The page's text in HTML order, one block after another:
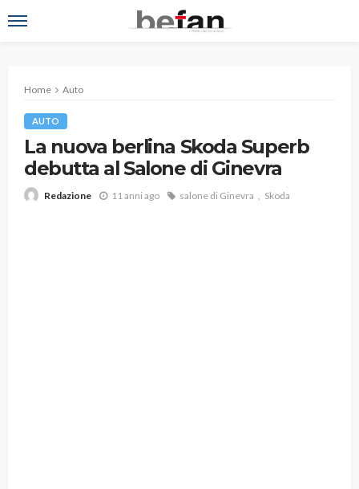
Home Auto
AUTO
La nuova berlina Skoda Superb
debutta al Salone di Ginevra
Redazione 11 anni ago salone di Ginevra Skoda